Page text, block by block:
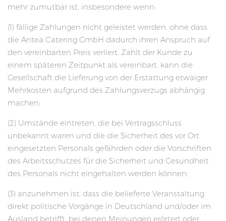
mehr zumutbar ist, insbesondere wenn:
(1) fällige Zahlungen nicht geleistet werden, ohne dass
die Antea Catering GmbH dadurch ihren Anspruch auf
den vereinbarten Preis verliert. Zahlt der Kunde zu
einem späteren Zeitpunkt als vereinbart, kann die
Gesellschaft die Lieferung von der Erstattung etwaiger
Mehrkosten aufgrund des Zahlungsverzugs abhängig
machen;
(2) Umstände eintreten, die bei Vertragsschluss
unbekannt waren und die die Sicherheit des vor Ort
eingesetzten Personals gefährden oder die Vorschriften
des Arbeitsschutzes für die Sicherheit und Gesundheit
des Personals nicht eingehalten werden können;
(3) anzunehmen ist, dass die belieferte Veranstaltung
direkt politische Vorgänge in Deutschland und/oder im
Ausland betrifft, bei denen Meinungen erörtert oder